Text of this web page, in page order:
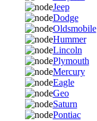
Jeep
Dodge
Oldsmobile
Hummer
Lincoln
Plymouth
Mercury
Eagle
Geo
Saturn
Pontiac